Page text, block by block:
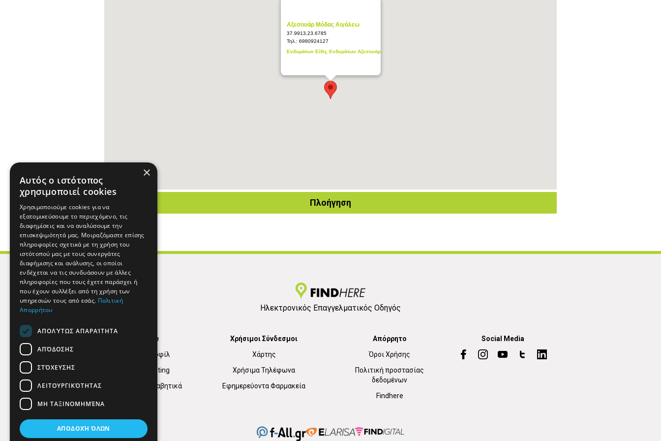
Αξεσουάρ Μόδας Αιγάλεω
37.9913,23.6785
Τηλ.: 6980924127
Ενδυμάτων Είδη, Ενδυμάτων Αξεσουάρ
Πλοήγηση
Ηλεκτρονικός Επαγγελματικός Οδηγός
Find Here
Εταιρικό Προφίλ
Digital marketing
Κατηγορίες Αλφαβητικά
Χρήσιμοι Σύνδεσμοι
Χάρτης
Χρήσιμα Τηλέφωνα
Εφημερεύοντα Φαρμακεία
Απόρρητο
Όροι Χρήσης
Πολιτική προστασίας
δεδομένων
Findhere
Social Media
×
Αυτός ο ιστότοπος
χρησιμοποιεί cookies
Χρησιμοποιούμε cookies για να
εξατομικεύσουμε το περιεχόμενο, τις
διαφημίσεις και να αναλύσουμε την
επισκεψιμότητά μας. Μοιραζόμαστε επίσης
πληροφορίες σχετικά με τη χρήση του
ιστότοπού μας με τους συνεργάτες
διαφήμισης και ανάλυσης, οι οποίοι
ενδέχεται να τις συνδυάσουν με άλλες
πληροφορίες που τους έχετε παράσχει ή
που έχουν συλλέξει από τη χρήση των
υπηρεσιών τους από εσάς. Πολιτική
Απορρήτου
ΑΠΟΛΎΤΩΣ ΑΠΑΡΑΊΤΗΤΑ
ΑΠΌΔΟΣΗΣ
ΣΤΌΧΕΥΣΗΣ
ΛΕΙΤΟΥΡΓΙΚΌΤΗΤΑΣ
ΜΗ ΤΑΞΙΝΟΜΗΜΈΝΑ
ΑΠΟΔΟΧΉ ΌΛΩΝ